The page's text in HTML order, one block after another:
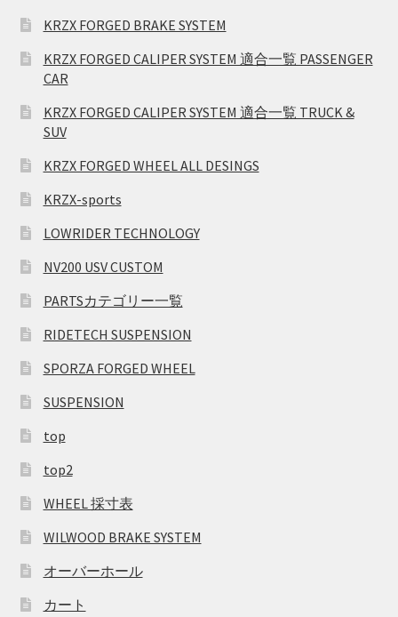
KRZX FORGED BRAKE SYSTEM
KRZX FORGED CALIPER SYSTEM 適合一覧 PASSENGER
CAR
KRZX FORGED CALIPER SYSTEM 適合一覧 TRUCK &
SUV
KRZX FORGED WHEEL ALL DESINGS
KRZX-sports
LOWRIDER TECHNOLOGY
NV200 USV CUSTOM
PARTSカテゴリー一覧
RIDETECH SUSPENSION
SPORZA FORGED WHEEL
SUSPENSION
top
top2
WHEEL 採寸表
WILWOOD BRAKE SYSTEM
オーバーホール
カート